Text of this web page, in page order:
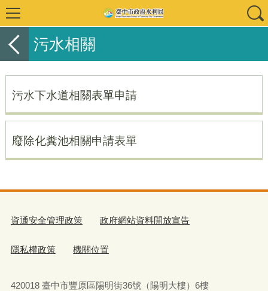
污水相關
污水下水道相關表單申請
廢除化糞池相關申請表單
資通安全管理政策 政府網站資料開放宣告
隱私權政策 機關位置
420018 臺中市豐原區陽明街36號（陽明大樓）6樓